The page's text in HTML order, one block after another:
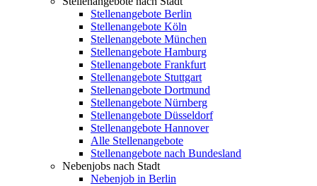
Stellenangebote Berlin
Stellenangebote Köln
Stellenangebote München
Stellenangebote Hamburg
Stellenangebote Frankfurt
Stellenangebote Stuttgart
Stellenangebote Dortmund
Stellenangebote Nürnberg
Stellenangebote Düsseldorf
Stellenangebote Hannover
Alle Stellenangebote
Stellenangebote nach Bundesland
Nebenjobs nach Stadt
Nebenjob in Berlin